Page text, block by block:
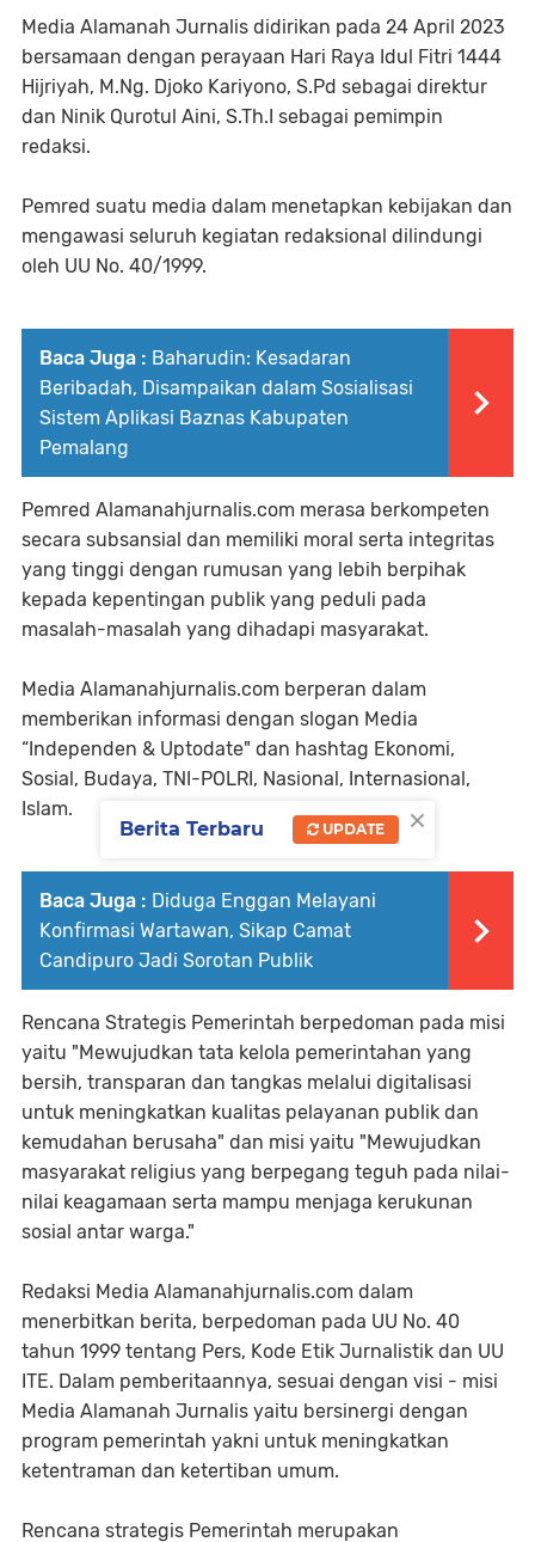
Media Alamanah Jurnalis didirikan pada 24 April 2023
bersamaan dengan perayaan Hari Raya Idul Fitri 1444
Hijriyah, M.Ng. Djoko Kariyono, S.Pd sebagai direktur
dan Ninik Qurotul Aini, S.Th.I sebagai pemimpin
redaksi.
Pemred suatu media dalam menetapkan kebijakan dan
mengawasi seluruh kegiatan redaksional dilindungi
oleh UU No. 40/1999.
Baca Juga : Baharudin: Kesadaran
Beribadah, Disampaikan dalam Sosialisasi
Sistem Aplikasi Baznas Kabupaten
Pemalang
Pemred Alamanahjurnalis.com merasa berkompeten
secara subsansial dan memiliki moral serta integritas
yang tinggi dengan rumusan yang lebih berpihak
kepada kepentingan publik yang peduli pada
masalah-masalah yang dihadapi masyarakat.
Media Alamanahjurnalis.com berperan dalam
memberikan informasi dengan slogan Media
“Independen & Uptodate" dan hashtag Ekonomi,
Sosial, Budaya, TNI-POLRI, Nasional, Internasional,
Islam.
Baca Juga : Diduga Enggan Melayani
Konfirmasi Wartawan, Sikap Camat
Candipuro Jadi Sorotan Publik
Rencana Strategis Pemerintah berpedoman pada misi
yaitu "Mewujudkan tata kelola pemerintahan yang
bersih, transparan dan tangkas melalui digitalisasi
untuk meningkatkan kualitas pelayanan publik dan
kemudahan berusaha" dan misi yaitu "Mewujudkan
masyarakat religius yang berpegang teguh pada nilai-
nilai keagamaan serta mampu menjaga kerukunan
sosial antar warga."
Redaksi Media Alamanahjurnalis.com dalam
menerbitkan berita, berpedoman pada UU No. 40
tahun 1999 tentang Pers, Kode Etik Jurnalistik dan UU
ITE. Dalam pemberitaannya, sesuai dengan visi - misi
Media Alamanah Jurnalis yaitu bersinergi dengan
program pemerintah yakni untuk meningkatkan
ketentraman dan ketertiban umum.
Rencana strategis Pemerintah merupakan
×
Berita Terbaru UPDATE